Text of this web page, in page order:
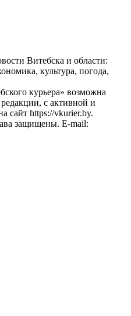
Витебска и области:
культура, погода,
курьера» возможна
с активной и
сайт https://vkurier.by.
защищены. E-mail: